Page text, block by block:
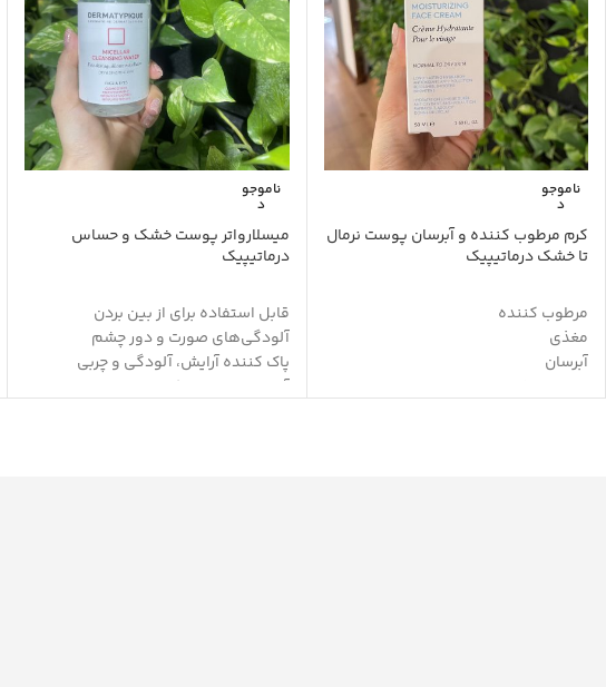
ناموجو
د
کرم مرطوب کننده و آبرسان پوست نرمال
تا خشک درماتیپیک
مرطوب کننده
مغذی
آبرسان
ناموجو
د
میسلارواتر پوست خشک و حساس
درماتیپیک
قابل استفاده برای از بین بردن
آلودگی‌های صورت و دور چشم
پاک کننده آرایش، آلودگی و چربی
آبرسان و مرطوب کننده